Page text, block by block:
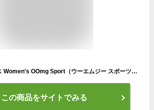
OOFOS ウーフォス Women's OOmg Sport（ウーエムジー スポーツ）リカバリーシューズ スニーカー スリッポン 靴 レディース 女性 衝撃吸収 スポーツ ランニング ヨガ ジム マラソン 快適シューズ 歩きやすい 軽量 【正規品】
この商品をサイトでみる